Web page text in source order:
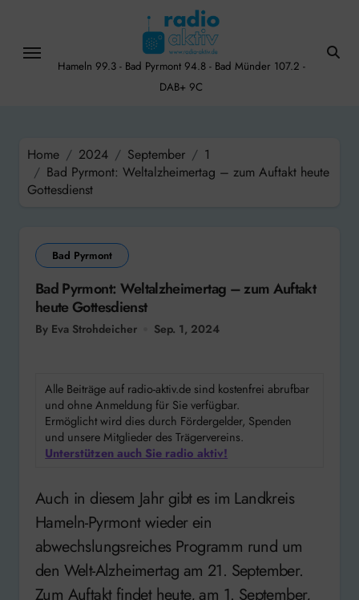
content
Hameln 99.3 - Bad Pyrmont 94.8 - Bad Münder 107.2 -
DAB+ 9C
Home 2024 September
1
Bad Pyrmont: Weltalzheimertag – zum Auftakt heute
Gottesdienst
Bad Pyrmont
Bad Pyrmont: Weltalzheimertag – zum Auftakt
heute Gottesdienst
By Eva Strohdeicher Sep. 1, 2024
Alle Beiträge auf radio-aktiv.de sind kostenfrei abrufbar
und ohne Anmeldung für Sie verfügbar.
Ermöglicht wird dies durch Fördergelder, Spenden
und unsere Mitglieder des Trägervereins.
Unterstützen auch Sie radio aktiv!
Auch in diesem Jahr gibt es im Landkreis
Hameln-Pyrmont wieder ein
abwechslungsreiches Programm rund um
den Welt-Alzheimertag am 21. September.
Zum Auftakt findet heute, am 1. September,